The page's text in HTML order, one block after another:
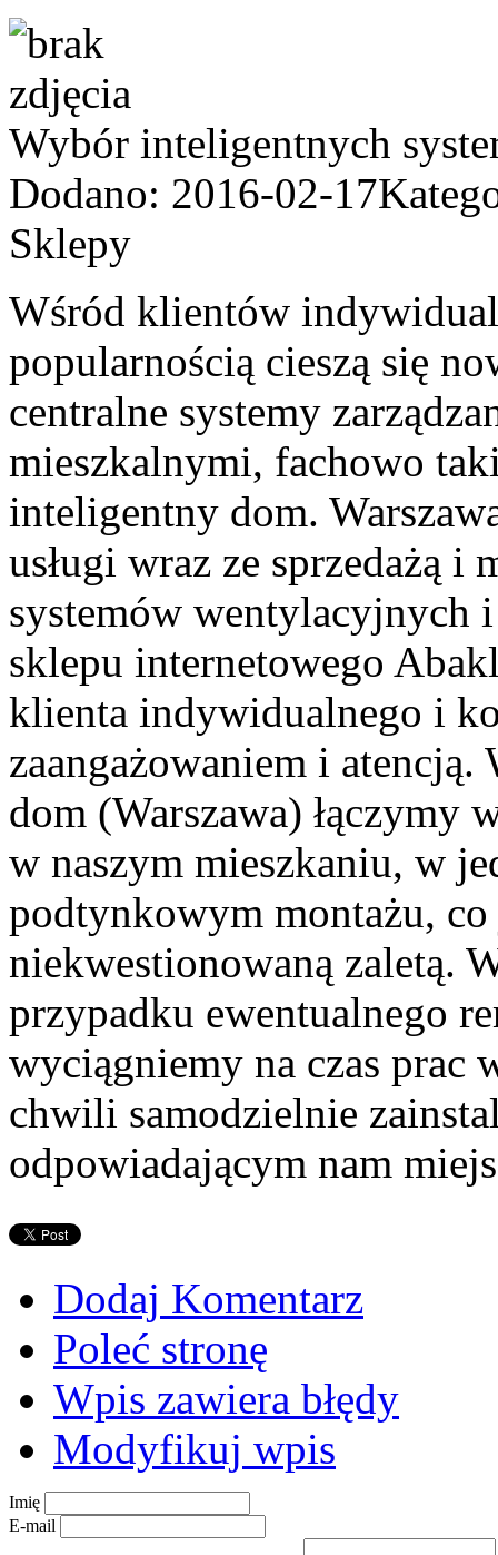
Wybór inteligentnych
Dodano: 2016-02-17
Sklepy
Wśród klientów
popularnością cieszą się
centralne systemy
mieszkalnymi, fachowo
inteligentny dom.
usługi wraz ze sprzedażą
systemów wentylacyjnych
sklepu internetowego
klienta indywidualnego i
zaangażowaniem i
dom (Warszawa) łączymy
w naszym mieszkaniu, w
podtynkowym montażu,
niekwestionowaną zaletą.
przypadku ewentualnego
wyciągniemy na czas
chwili samodzielnie
odpowiadającym nam
Dodaj Komentarz
Poleć stronę
Wpis zawiera błędy
Modyfikuj wpis
Imię
E-mail